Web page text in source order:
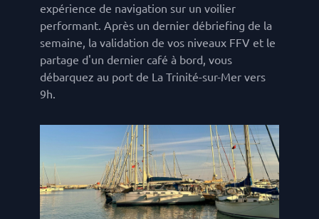
expérience de navigation sur un voilier
performant. Après un dernier débriefing de la
semaine, la validation de vos niveaux FFV et le
partage d'un dernier café à bord, vous
débarquez au port de La Trinité-sur-Mer vers
9h.